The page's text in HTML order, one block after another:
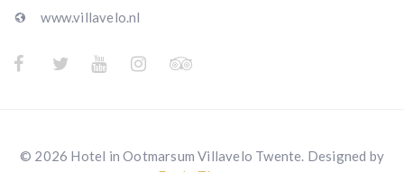
www.villavelo.nl
© 2026 Hotel in Ootmarsum Villavelo Twente. Designed by